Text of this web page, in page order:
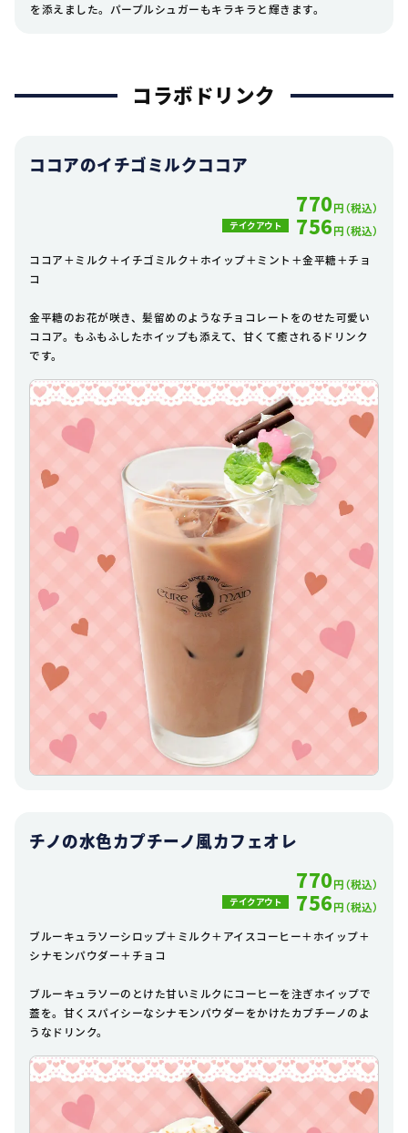
を添えました。パープルシュガーもキラキラと輝きます。
コラボドリンク
ココアのイチゴミルクココア
770円（税込）
テイクアウト 756円（税込）
ココア＋ミルク＋イチゴミルク＋ホイップ＋ミント＋金平糖＋チョ
コ
金平糖のお花が咲き、髪留めのようなチョコレートをのせた可愛い
ココア。もふもふしたホイップも添えて、甘くて癒されるドリンク
です。
チノの水色カプチーノ風カフェオレ
770円（税込）
テイクアウト 756円（税込）
ブルーキュラソーシロップ＋ミルク＋アイスコーヒー＋ホイップ＋
シナモンパウダー＋チョコ
ブルーキュラソーのとけた甘いミルクにコーヒーを注ぎホイップで
蓋を。甘くスパイシーなシナモンパウダーをかけたカプチーノのよ
うなドリンク。